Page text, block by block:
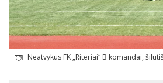
Neatvykus FK „Riteriai“ B komandai,